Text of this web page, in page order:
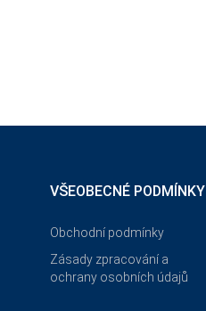
VŠEOBECNÉ PODMÍNKY
Obchodní podmínky
Zásady zpracování a
ochrany osobních údajů